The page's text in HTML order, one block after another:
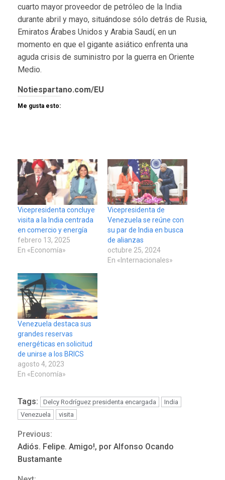
cuarto mayor proveedor de petróleo de la India
durante abril y mayo, situándose sólo detrás de Rusia,
Emiratos Árabes Unidos y Arabia Saudí, en un
momento en que el gigante asiático enfrenta una
aguda crisis de suministro por la guerra en Oriente
Medio.
Notiespartano.com/EU
Me gusta esto:
Vicepresidenta concluye
visita a la India centrada
en comercio y energía
febrero 13, 2025
En «Economía»
Vicepresidenta de
Venezuela se reúne con
su par de India en busca
de alianzas
octubre 25, 2024
En «Internacionales»
Venezuela destaca sus
grandes reservas
energéticas en solicitud
de unirse a los BRICS
agosto 4, 2023
En «Economía»
Tags: Delcy Rodríguez presidenta encargada
India
Venezuela
visita
Continue
Reading
Previous:
Adiós. Felipe. Amigo!, por Alfonso Ocando
Bustamante
Hutíes de Yemen dicen que
atacaron dos petroleros